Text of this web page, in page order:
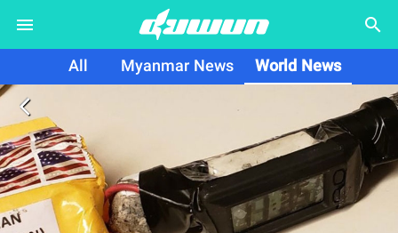
search
All Myanmar News World News
arrow_back_ios